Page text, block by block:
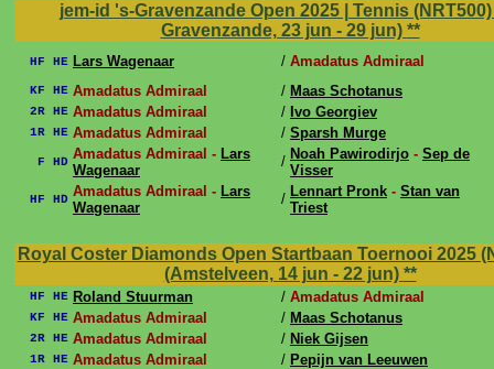
jem-id 's-Gravenzande Open 2025 | Tennis
Gravenzande, 23 jun - 29 jun) **
HF HE Lars Wagenaar / Amadatus Admiraal
KF HE Amadatus Admiraal / Maas Schotanus
2R HE Amadatus Admiraal / Ivo Georgiev
1R HE Amadatus Admiraal / Sparsh Murge
F HD Amadatus Admiraal - Lars
Wagenaar
/ Noah Pawirodirjo - Sep de
Visser
HF HD Amadatus Admiraal - Lars
Wagenaar
/ Lennart Pronk - Stan van
Triest
Royal Coster Diamonds Open Startbaan Toernooi 2025
(Amstelveen, 14 jun - 22 jun) **
HF HE Roland Stuurman / Amadatus Admiraal
KF HE Amadatus Admiraal / Maas Schotanus
2R HE Amadatus Admiraal / Niek Gijsen
1R HE Amadatus Admiraal / Pepijn van Leeuwen